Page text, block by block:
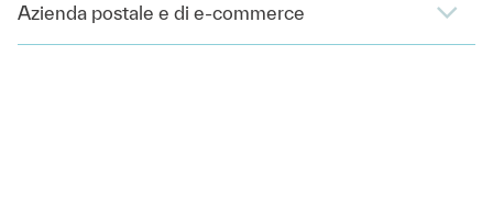
Azienda postale e di e-commerce